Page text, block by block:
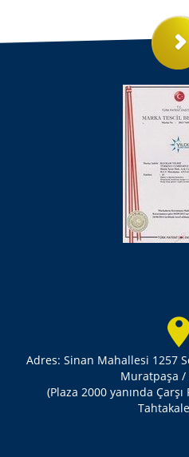
Adres: Sinan Mahallesi 1257
Muratpaşa /
(Plaza 2000 yanında Çarşı